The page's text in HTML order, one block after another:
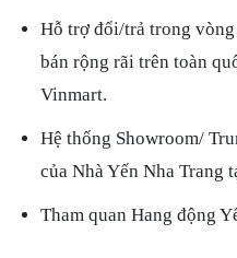
Hỗ trợ đổi/trả trong vòng
bán rộng rãi trên toàn
Vinmart.
Hệ thống Showroom/
của Nhà Yến Nha Trang
Tham quan Hang động